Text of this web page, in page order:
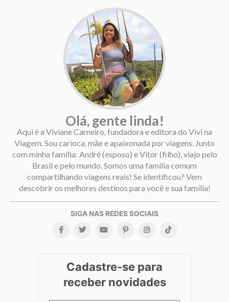
Olá, gente linda!
Aqui é a Viviane Carneiro, fundadora e editora do Vivi na
Viagem. Sou carioca, mãe e apaixonada por viagens. Junto
com minha família: André (esposo) e Vitor (filho), viajo pelo
Brasil e pelo mundo. Somos uma família comum
compartilhando viagens reais! Se identificou? Vem
descobrir os melhores destinos para você e sua família!